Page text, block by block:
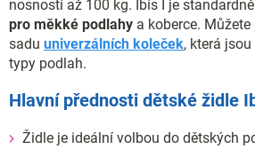
nosností až 100 kg. Ibis I je
pro měkké podlahy a koberce.
sadu univerzálních koleček, která
typy podlah.
Hlavní přednosti dětské židle
Židle je ideální volbou do dětských